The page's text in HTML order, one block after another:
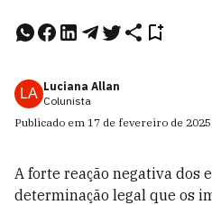
LA Luciana Allan
Colunista
Publicado em 17 de fevereiro de 2025
A forte reação negativa dos
determinação legal que os